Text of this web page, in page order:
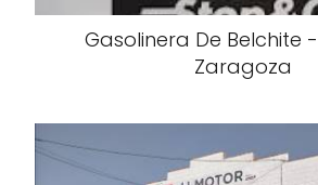
Gasolinera De Belchite
Zaragoza